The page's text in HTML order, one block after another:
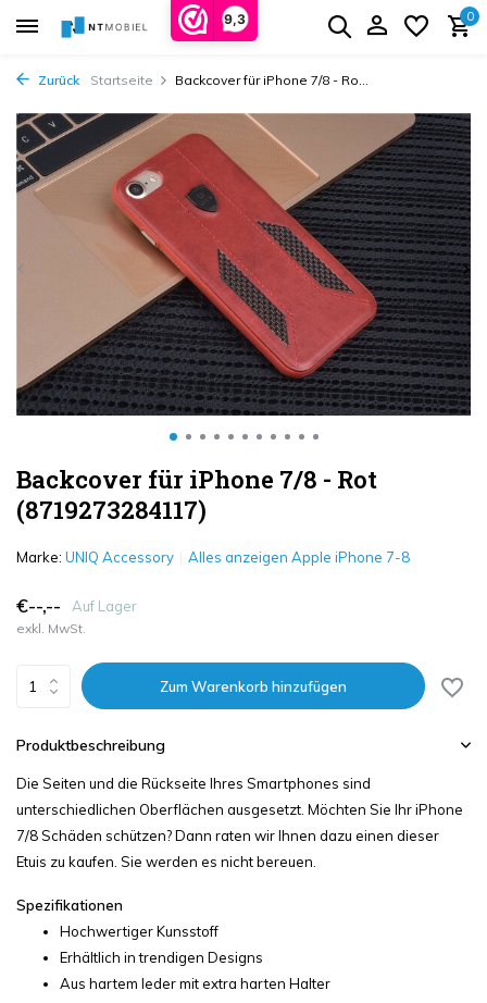
9,3 0
Zurück Startseite Backcover für iPhone 7/8 - Ro...
Backcover für iPhone 7/8 - Rot
(8719273284117)
Marke: UNIQ Accessory Alles anzeigen Apple iPhone 7-8
€--,-- Auf Lager
exkl. MwSt.
Zum Warenkorb hinzufügen
Produktbeschreibung
Die Seiten und die Rückseite Ihres Smartphones sind
unterschiedlichen Oberflächen ausgesetzt. Möchten Sie Ihr iPhone
7/8 Schäden schützen? Dann raten wir Ihnen dazu einen dieser
Etuis zu kaufen. Sie werden es nicht bereuen.
Spezifikationen
Hochwertiger Kunsstoff
Erhältlich in trendigen Designs
Aus hartem leder mit extra harten Halter